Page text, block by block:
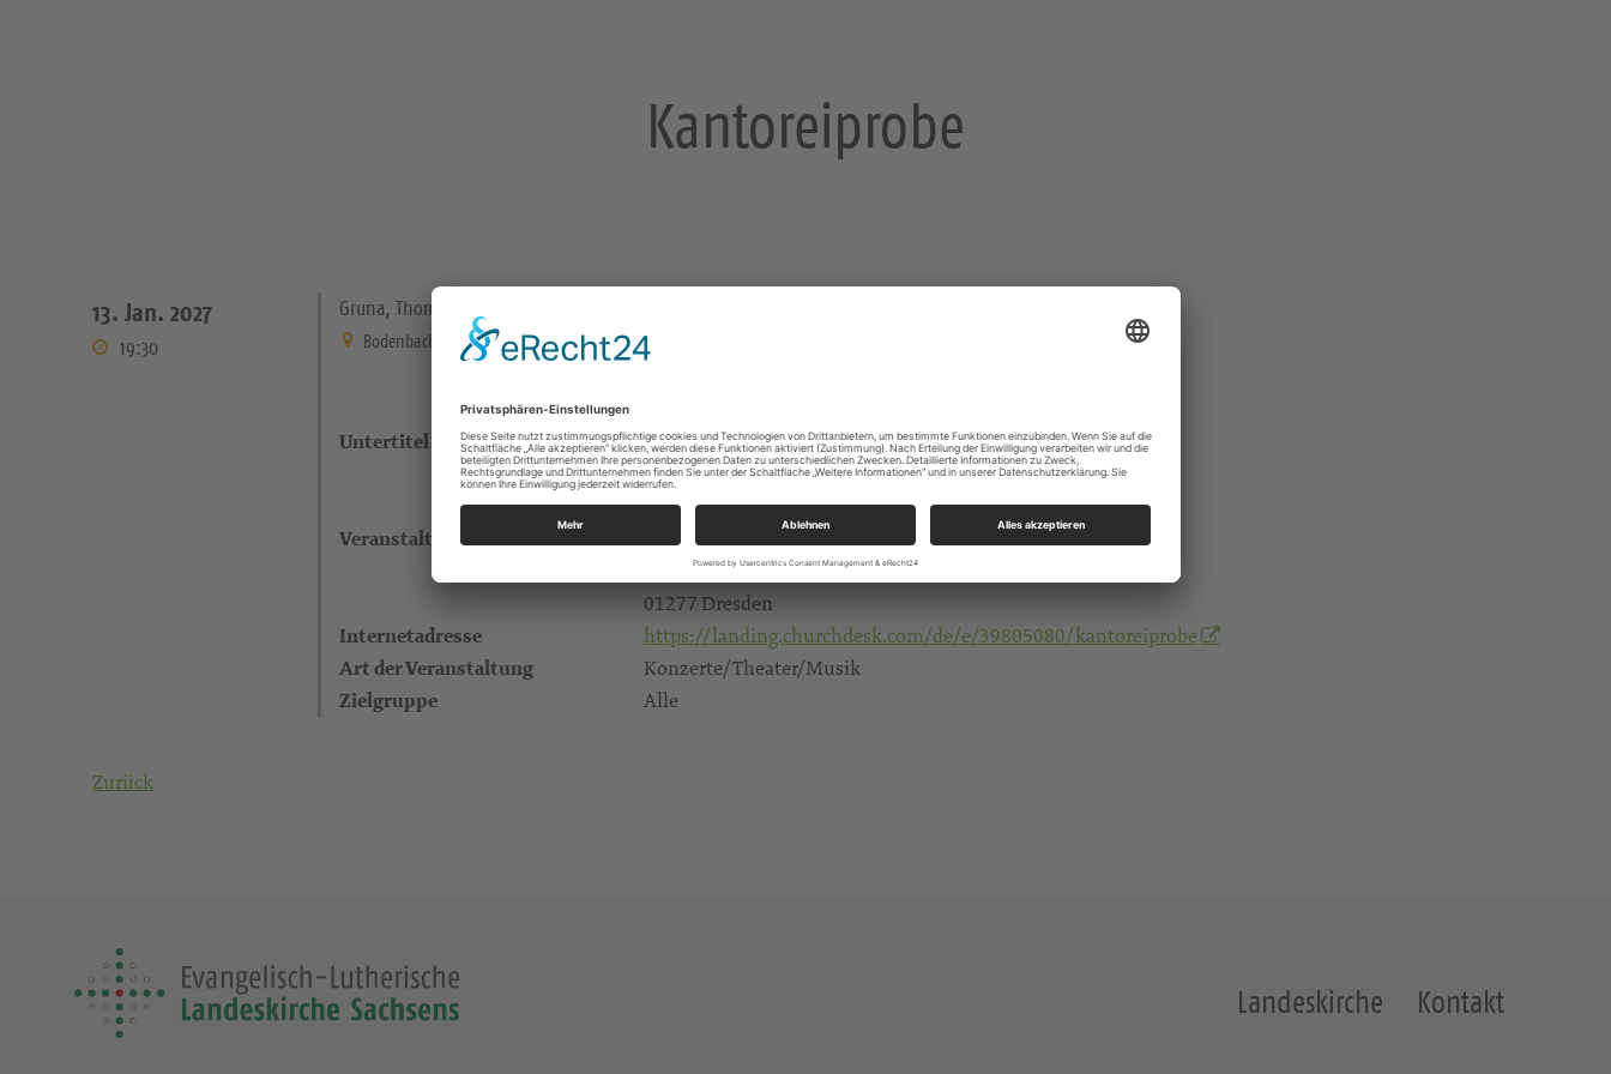
Kantoreiprobe
13. Jan. 2027
19:30
Gruna, Thomaskirche
Bodenbacher Straße 21 Dresden
Untertitel
Veranstaltungsort
Gruna, Thomaskirche
Bodenbacher Straße 21
01277 Dresden
Internetadresse https://landing.churchdesk.com/de/e/39805080/kantoreiprobe
Art der Veranstaltung Konzerte/Theater/Musik
Zielgruppe Alle
Zurück
Landeskirche Kontakt